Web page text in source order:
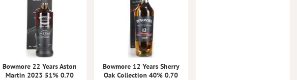
Bowmore 22 Years Aston
Martin 2023 51% 0.70
Bowmore 12 Years Sherry
Oak Collection 40% 0.70